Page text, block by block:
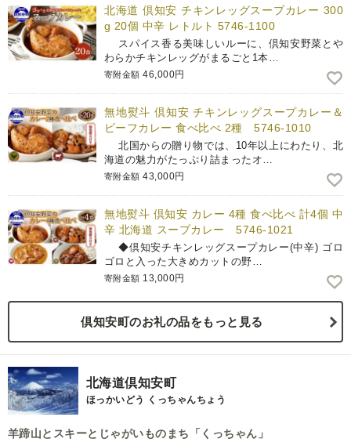
北海道 倶知安 チキンレッグスープカレー 300
g 20個 中辛 レトルト 5746-1100
スパイス香る美味しいルーに、倶知安野菜とや
わらかチキンレッグがまるごと1本…
寄附金額 46,000円
無地熨斗 倶知安 チキンレッグスープカレー＆
ビーフカレー 食べ比べ 2種 5746-1010
北国からの贈り物では、10年以上にわたり、北
海道の魅力がたっぷり詰まったオ…
寄附金額 43,000円
無地熨斗 倶知安 カレー 4種 食べ比べ 計4個 中
辛 北海道 スープカレー 5746-1021
◆倶知安チキンレッグスープカレー(中辛) ゴロ
ゴロと入った大きめカットの野…
寄附金額 13,000円
倶知安町のお礼の品をもっと見る
北海道倶知安町
ほっかいどう くっちゃんちょう
羊蹄山とスキーとじゃがいものまち「くっちゃん」